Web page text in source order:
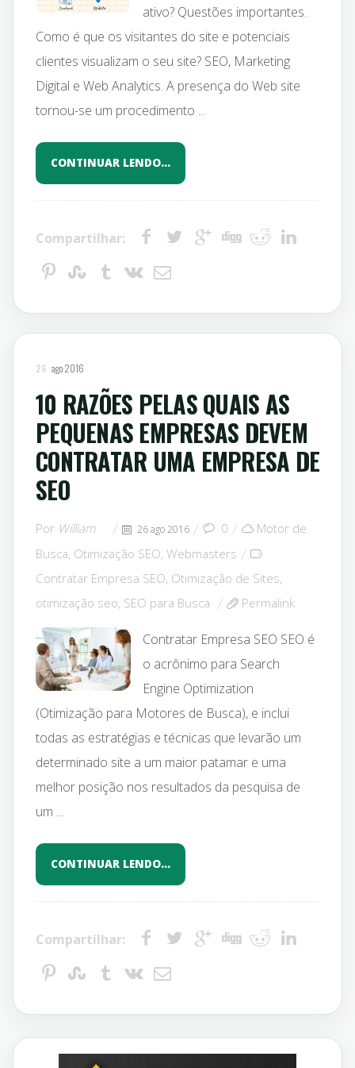
ativo? Questões importantes.
Como é que os visitantes do site e potenciais
clientes visualizam o seu site? SEO, Marketing
Digital e Web Analytics. A presença do Web site
tornou-se um procedimento ...
CONTINUAR LENDO…
Compartilhar:
26 ago 2016
10 RAZÕES PELAS QUAIS AS
PEQUENAS EMPRESAS DEVEM
CONTRATAR UMA EMPRESA DE
SEO
Por William 26 ago 2016 0
Motor de
Busca, Otimização SEO, Webmasters
Contratar Empresa SEO, Otimização de Sites,
otimização seo, SEO para Busca Permalink
Contratar Empresa SEO SEO é
o acrônimo para Search
Engine Optimization
(Otimização para Motores de Busca), e inclui
todas as estratégias e técnicas que levarão um
determinado site a um maior patamar e uma
melhor posição nos resultados da pesquisa de
um ...
CONTINUAR LENDO…
Compartilhar: